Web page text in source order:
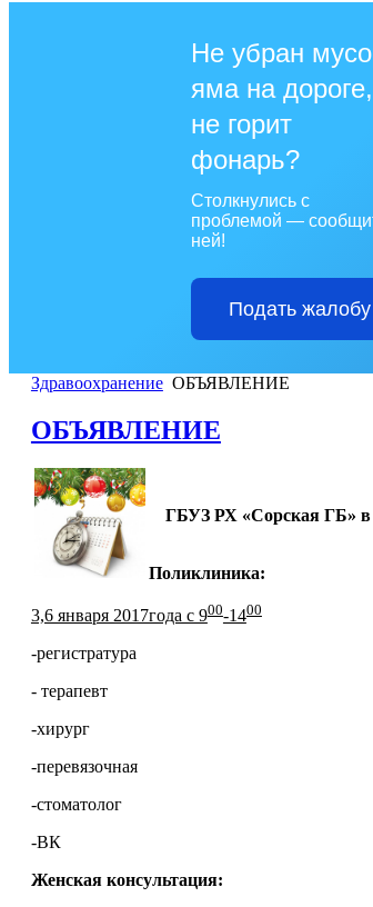
Не убран
яма на дороге,
не горит
фонарь?
Столкнулись с
проблемой —
ней!
Подать жалобу
Здравоохранение ОБЪЯВЛЕНИЕ
ОБЪЯВЛЕНИЕ
ГБУЗ РХ «Сорская ГБ» в
Поликлиника:
3,6 января 2017года с 900-1400
-регистратура
- терапевт
-хирург
-перевязочная
-стоматолог
-ВК
Женская консультация: